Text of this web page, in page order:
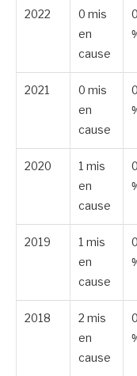
2022
0 mis
en
cause
2021
0 mis
en
cause
2020
1 mis
en
cause
2019
1 mis
en
cause
2018
2 mis
en
cause